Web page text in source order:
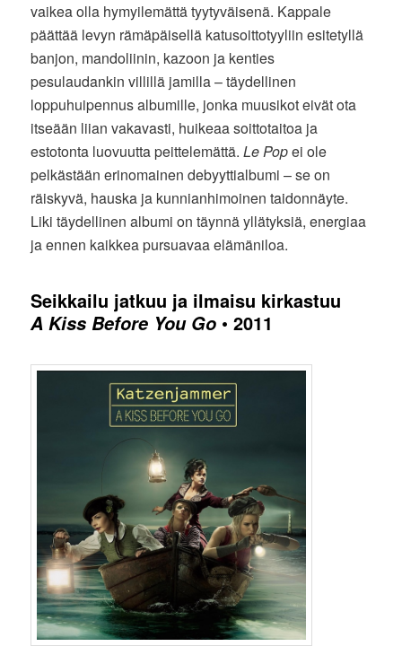
vaikea olla hymyilemättä tyytyväisenä. Kappale
päättää levyn rämäpäisellä katusoittotyyliin esitetyllä
banjon, mandoliinin, kazoon ja kenties
pesulaudankin villillä jamilla – täydellinen
loppuhuipennus albumille, jonka muusikot eivät ota
itseään liian vakavasti, huikeaa soittotaitoa ja
estotonta luovuutta peittelemättä.Le Popei ole
pelkästään erinomainen debyyttialbumi – se on
räiskyvä, hauska ja kunnianhimoinen taidonnäyte.
Liki täydellinen albumi on täynnä yllätyksiä, energiaa
ja ennen kaikkea pursuavaa elämäniloa.
Seikkailu jatkuu ja ilmaisu kirkastuu
A Kiss Before You Go • 2011